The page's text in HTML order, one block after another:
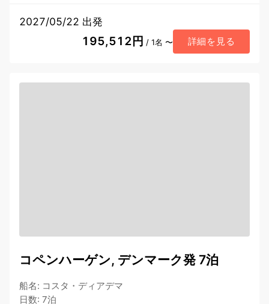
2027/05/22 出発
195,512円 / 1名 〜 詳細を見る
コペンハーゲン, デンマーク発 7泊
船名: コスタ・ディアデマ
日数: 7泊